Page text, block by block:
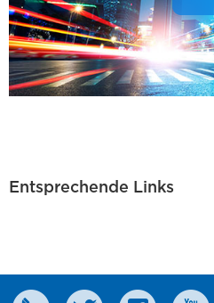
Entsprechende Links